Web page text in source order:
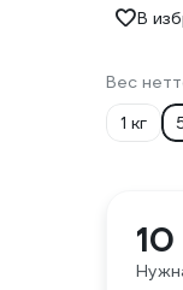
В
Вес
1 кг